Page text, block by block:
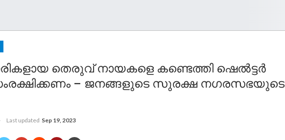
തെരുവ് നായകളെ കണ്ടെത്തി ഷെൽട്ടർ
സംരക്ഷിക്കണം – ജനങ്ങളുടെ സുരക്ഷ നഗരസഭയുടെ
Last updated Sep 19, 2023